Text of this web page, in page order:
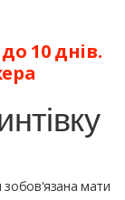
10 днів.
зобов'язана мати